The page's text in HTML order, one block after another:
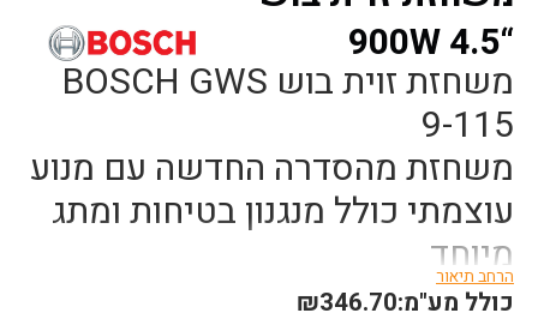
“4.5 900W
משחזת זוית בוש BOSCH GWS
9-115
משחזת מהסדרה החדשה עם מנוע
עוצמתי כולל מנגנון בטיחות ומתג
מיוחד
קוטר דיסק 115 מ”מ
הרחב תיאור
₪346.70כולל מע"מ: